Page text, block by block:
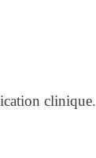
clinique.